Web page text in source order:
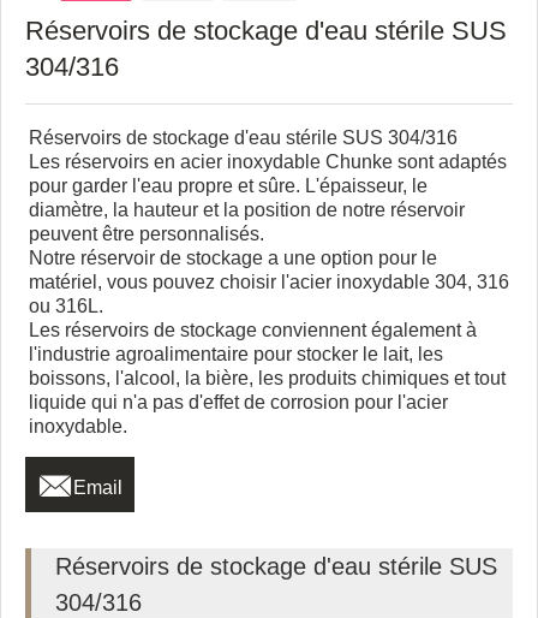
Réservoirs de stockage d'eau stérile SUS
304/316
Réservoirs de stockage d'eau stérile SUS 304/316
Les réservoirs en acier inoxydable Chunke sont adaptés
pour garder l'eau propre et sûre. L'épaisseur, le
diamètre, la hauteur et la position de notre réservoir
peuvent être personnalisés.
Notre réservoir de stockage a une option pour le
matériel, vous pouvez choisir l'acier inoxydable 304, 316
ou 316L.
Les réservoirs de stockage conviennent également à
l'industrie agroalimentaire pour stocker le lait, les
boissons, l'alcool, la bière, les produits chimiques et tout
liquide qui n'a pas d'effet de corrosion pour l'acier
inoxydable.
 Email
Réservoirs de stockage d'eau stérile SUS
304/316